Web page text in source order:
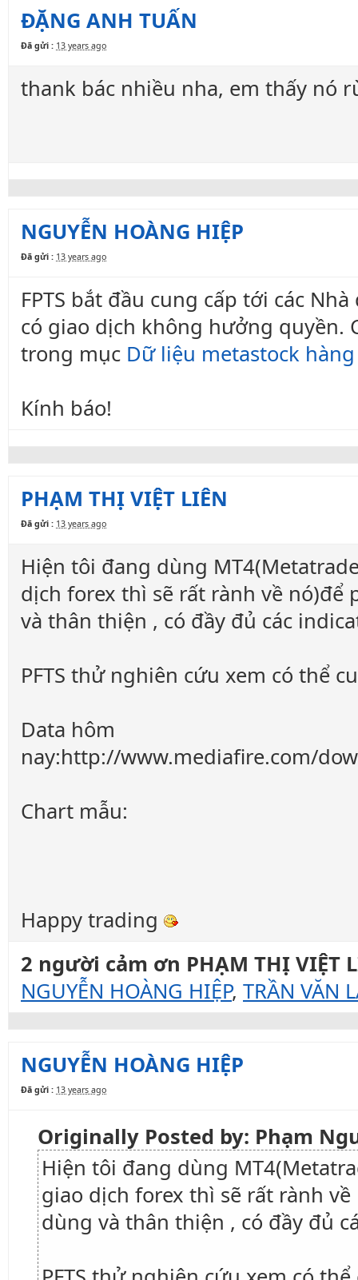
ĐẶNG ANH TUẤN
Đã gửi : 13 years ago
thank bác nhiều nha, em thấy nó
NGUYỄN HOÀNG HIỆP
Đã gửi : 13 years ago
FPTS bắt đầu cung cấp tới các
có giao dịch không hưởng quyền.
trong mục Dữ liệu metastock
Kính báo!
PHẠM THỊ VIỆT LIÊN
Đã gửi : 13 years ago
Hiện tôi đang dùng
dịch forex thì sẽ rất rành về
và thân thiện , có đầy đủ các
PFTS thử nghiên cứu xem có thể
Data hôm
nay:http://www.mediafire.com/
Chart mẫu:
Happy trading
2 người cảm ơn PHẠM THỊ VIỆT
NGUYỄN HOÀNG HIỆP, TRẦN VĂN
NGUYỄN HOÀNG HIỆP
Đã gửi : 13 years ago
Originally Posted by: Phạm
Hiện tôi đang dùng
giao dịch forex thì sẽ rất rành
dùng và thân thiện , có đầy đủ